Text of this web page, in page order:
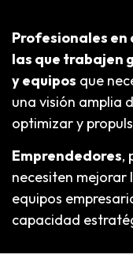
Profesionales
las que trabajen
y equipos que
una visión amplia
optimizar y
Emprendedores,
necesiten mejorar
equipos
capacidad